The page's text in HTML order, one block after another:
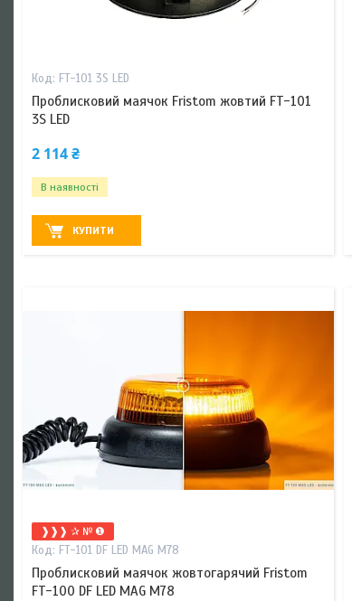
FT-101 3S LED
Проблисковий маячок Fristom жовтий FT-101
3S LED
2 114 ₴
В наявності
КУПИТИ
❱❱❱ ✰ № ❶
FT-101 DF LED MAG M78
Проблисковий маячок жовтогарячий Fristom
FT-100 DF LED MAG M78